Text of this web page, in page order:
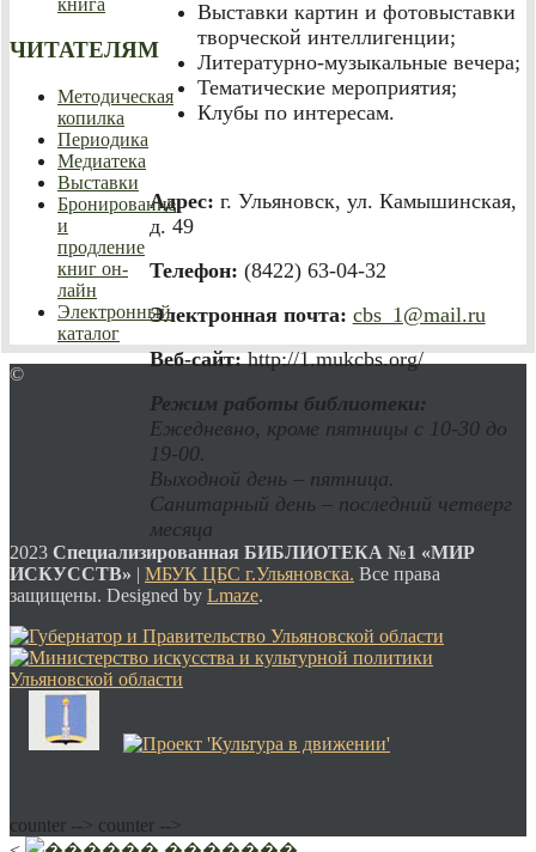
Выставки картин и фотовыставки
творческой интеллигенции;
Литературно-музыкальные вечера;
Тематические мероприятия;
Клубы по интересам.
Адрес: г. Ульяновск, ул. Камышинская,
д. 49
Телефон: (8422) 63-04-32
Электронная почта: cbs_1@mail.ru
Веб-сайт:http://1.mukcbs.org/
Режим работы библиотеки:
Ежедневно, кроме пятницы с 10-30 до
19-00.
Выходной день – пятница.
Санитарный день – последний четверг
месяца
ЧИТАТЕЛЯМ
Методическая
копилка
Периодика
Медиатека
Выставки
Бронирование
и
продление
книг он-
лайн
Электронный
каталог
©
2023 Специализированная БИБЛИОТЕКА №1 «МИР
ИСКУССТВ» | МБУК ЦБС г.Ульяновска. Все права
защищены. Designed by Lmaze.
counter --> counter -->